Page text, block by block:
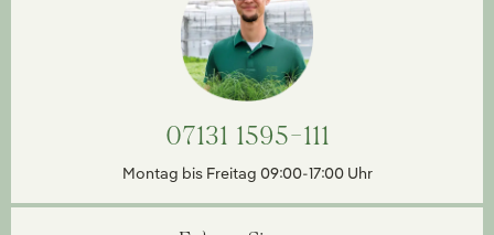
07131 1595-111
Montag bis Freitag 09:00-17:00 Uhr